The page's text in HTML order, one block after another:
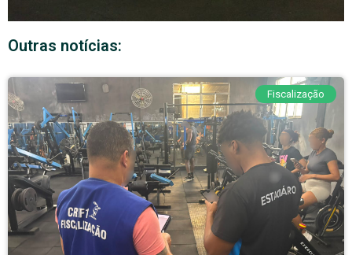
Outras notícias:
Fiscalização